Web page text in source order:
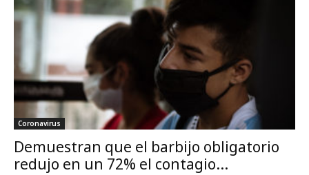
Coronavirus
Demuestran que el barbijo obligatorio
redujo en un 72% el contagio...